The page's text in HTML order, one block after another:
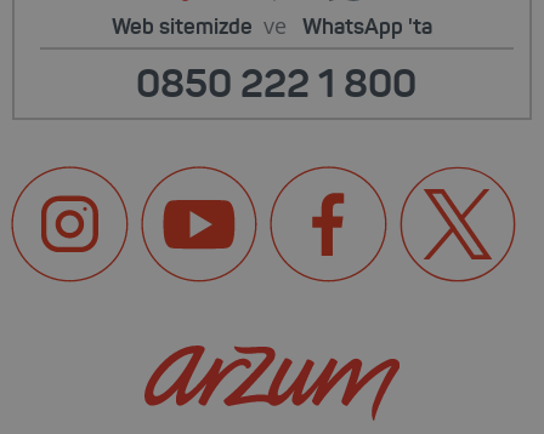
Web sitemizde ve WhatsApp 'ta
0850 222 1 800